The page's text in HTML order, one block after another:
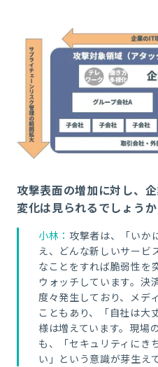
攻撃表面の増加に対し、
変化は見られるでしょうか
小林： 攻撃者は、「いか
え、どんな新しいサービ
なことをすれば脆弱性を
ウォッチしています。決
度々発生しており、メデ
こともあり、「自社は大
様は増えています。現場
も、「セキュリティにき
い」という意識が芽生え